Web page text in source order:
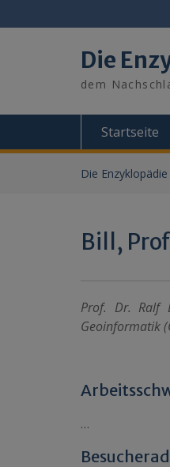
to
Die
dem
Startseite
Die
Bill,
Prof. Dr. Ralf
Geoinformatik
…